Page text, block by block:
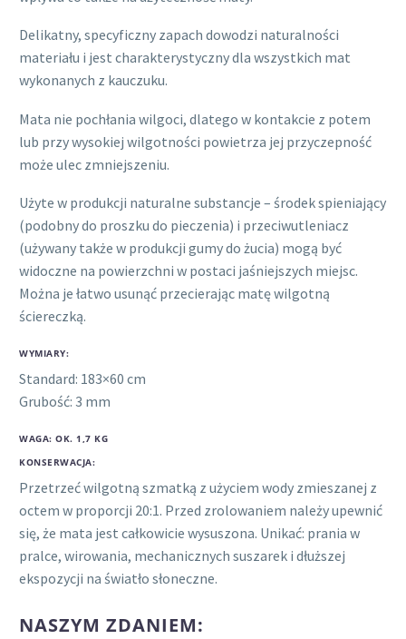
Delikatny, specyficzny zapach dowodzi naturalności
materiału i jest charakterystyczny dla wszystkich mat
wykonanych z kauczuku.
Mata nie pochłania wilgoci, dlatego w kontakcie z potem
lub przy wysokiej wilgotności powietrza jej przyczepność
może ulec zmniejszeniu.
Użyte w produkcji naturalne substancje – środek spieniający
(podobny do proszku do pieczenia) i przeciwutleniacz
(używany także w produkcji gumy do żucia) mogą być
widoczne na powierzchni w postaci jaśniejszych miejsc.
Można je łatwo usunąć przecierając matę wilgotną
ściereczką.
WYMIARY:
Standard: 183×60 cm
Grubość: 3 mm
WAGA: OK. 1,7 KG
KONSERWACJA:
Przetrzeć wilgotną szmatką z użyciem wody zmieszanej z
octem w proporcji 20:1. Przed zrolowaniem należy upewnić
się, że mata jest całkowicie wysuszona. Unikać: prania w
pralce, wirowania, mechanicznych suszarek i dłuższej
ekspozycji na światło słoneczne.
NASZYM ZDANIEM: